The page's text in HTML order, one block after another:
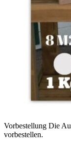
Vorbestellung Die
vorbestellen.